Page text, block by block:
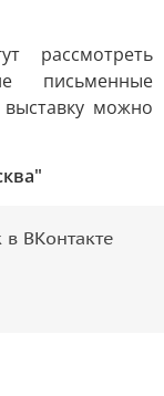
рассмотреть
письменные
выставку можно
ВКонтакте